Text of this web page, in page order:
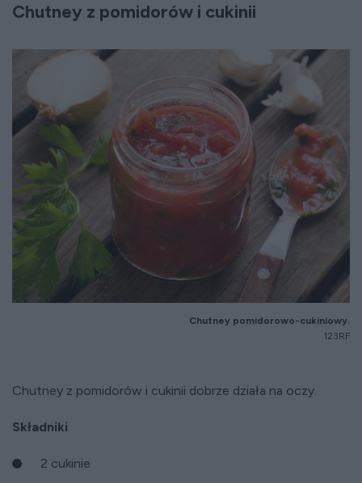
Chutney z pomidorów i cukinii
Chutney pomidorowo-cukiniowy.
123RF
Chutney z pomidorów i cukinii dobrze działa na oczy.
Składniki
2 cukinie